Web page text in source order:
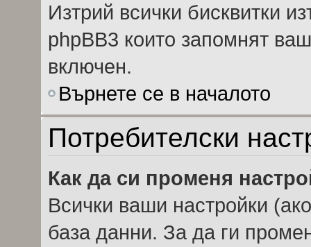
Изтрий всички бисквитки
phpBB3 които запомнят
включен.
Върнете се в началото
Потребителски
Как да си променя
Всички ваши настройки
база данни. За да ги